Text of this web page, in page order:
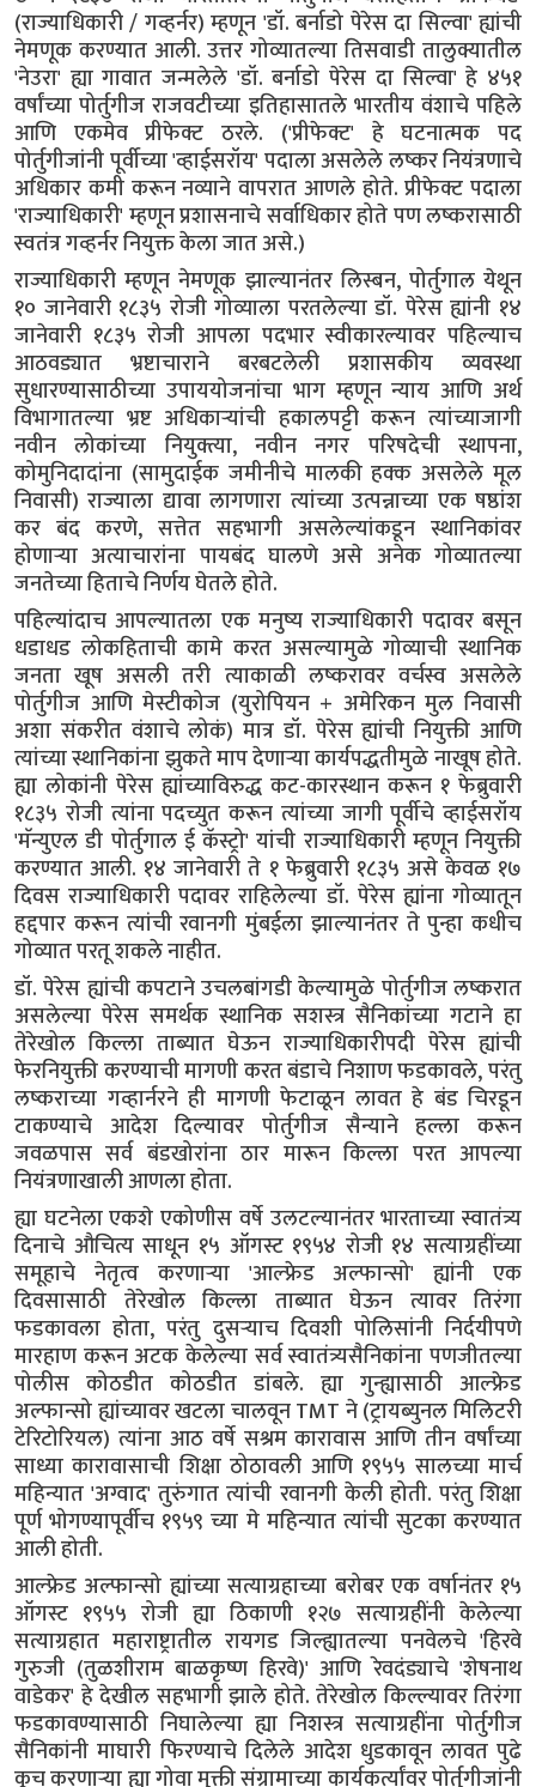
(राज्याधिकारी / गव्हर्नर) म्हणून 'डॉ. बर्नाडो पेरेस दा सिल्वा' ह्यांची
नेमणूक करण्यात आली. उत्तर गोव्यातल्या तिसवाडी तालुक्यातील
'नेउरा' ह्या गावात जन्मलेले 'डॉ. बर्नाडो पेरेस दा सिल्वा' हे ४५१
वर्षांच्या पोर्तुगीज राजवटीच्या इतिहासातले भारतीय वंशाचे पहिले
आणि एकमेव प्रीफेक्ट ठरले. ('प्रीफेक्ट' हे घटनात्मक पद
पोर्तुगीजांनी पूर्वीच्या 'व्हाईसरॉय' पदाला असलेले लष्कर नियंत्रणाचे
अधिकार कमी करून नव्याने वापरात आणले होते. प्रीफेक्ट पदाला
'राज्याधिकारी' म्हणून प्रशासनाचे सर्वाधिकार होते पण लष्करासाठी
स्वतंत्र गव्हर्नर नियुक्त केला जात असे.)
राज्याधिकारी म्हणून नेमणूक झाल्यानंतर लिस्बन, पोर्तुगाल येथून
१० जानेवारी १८३५ रोजी गोव्याला परतलेल्या डॉ. पेरेस ह्यांनी १४
जानेवारी १८३५ रोजी आपला पदभार स्वीकारल्यावर पहिल्याच
आठवड्यात भ्रष्टाचाराने बरबटलेली प्रशासकीय व्यवस्था
सुधारण्यासाठीच्या उपाययोजनांचा भाग म्हणून न्याय आणि अर्थ
विभागातल्या भ्रष्ट अधिकाऱ्यांची हकालपट्टी करून त्यांच्याजागी
नवीन लोकांच्या नियुक्त्या, नवीन नगर परिषदेची स्थापना,
कोमुनिदादांना (सामुदाईक जमीनीचे मालकी हक्क असलेले मूल
निवासी) राज्याला द्यावा लागणारा त्यांच्या उत्पन्नाच्या एक षष्ठांश
कर बंद करणे, सत्तेत सहभागी असलेल्यांकडून स्थानिकांवर
होणाऱ्या अत्याचारांना पायबंद घालणे असे अनेक गोव्यातल्या
जनतेच्या हिताचे निर्णय घेतले होते.
पहिल्यांदाच आपल्यातला एक मनुष्य राज्याधिकारी पदावर बसून
धडाधड लोकहिताची कामे करत असल्यामुळे गोव्याची स्थानिक
जनता खूष असली तरी त्याकाळी लष्करावर वर्चस्व असलेले
पोर्तुगीज आणि मेस्टीकोज (युरोपियन + अमेरिकन मुल निवासी
अशा संकरीत वंशाचे लोकं) मात्र डॉ. पेरेस ह्यांची नियुक्ती आणि
त्यांच्या स्थानिकांना झुकते माप देणाऱ्या कार्यपद्धतीमुळे नाखूष होते.
ह्या लोकांनी पेरेस ह्यांच्याविरुद्ध कट-कारस्थान करून १ फेब्रुवारी
१८३५ रोजी त्यांना पदच्युत करून त्यांच्या जागी पूर्वीचे व्हाईसरॉय
'मॅन्युएल डी पोर्तुगाल ई कॅस्ट्रो' यांची राज्याधिकारी म्हणून नियुक्ती
करण्यात आली. १४ जानेवारी ते १ फेब्रुवारी १८३५ असे केवळ १७
दिवस राज्याधिकारी पदावर राहिलेल्या डॉ. पेरेस ह्यांना गोव्यातून
हद्दपार करून त्यांची रवानगी मुंबईला झाल्यानंतर ते पुन्हा कधीच
गोव्यात परतू शकले नाहीत.
डॉ. पेरेस ह्यांची कपटाने उचलबांगडी केल्यामुळे पोर्तुगीज लष्करात
असलेल्या पेरेस समर्थक स्थानिक सशस्त्र सैनिकांच्या गटाने हा
तेरेखोल किल्ला ताब्यात घेऊन राज्याधिकारीपदी पेरेस ह्यांची
फेरनियुक्ती करण्याची मागणी करत बंडाचे निशाण फडकावले, परंतु
लष्कराच्या गव्हार्नरने ही मागणी फेटाळून लावत हे बंड चिरडून
टाकण्याचे आदेश दिल्यावर पोर्तुगीज सैन्याने हल्ला करून
जवळपास सर्व बंडखोरांना ठार मारून किल्ला परत आपल्या
नियंत्रणाखाली आणला होता.
ह्या घटनेला एकशे एकोणीस वर्षे उलटल्यानंतर भारताच्या स्वातंत्र्य
दिनाचे औचित्य साधून १५ ऑगस्ट १९५४ रोजी १४ सत्याग्रहींच्या
समूहाचे नेतृत्व करणाऱ्या 'आल्फ्रेड अल्फान्सो' ह्यांनी एक
दिवसासाठी तेरेखोल किल्ला ताब्यात घेऊन त्यावर तिरंगा
फडकावला होता, परंतु दुसऱ्याच दिवशी पोलिसांनी निर्दयीपणे
मारहाण करून अटक केलेल्या सर्व स्वातंत्र्यसैनिकांना पणजीतल्या
पोलीस कोठडीत कोठडीत डांबले. ह्या गुन्ह्यासाठी आल्फ्रेड
अल्फान्सो ह्यांच्यावर खटला चालवून TMT ने (ट्रायब्युनल मिलिटरी
टेरिटोरियल) त्यांना आठ वर्षे सश्रम कारावास आणि तीन वर्षांच्या
साध्या कारावासाची शिक्षा ठोठावली आणि १९५५ सालच्या मार्च
महिन्यात 'अग्वाद' तुरुंगात त्यांची रवानगी केली होती. परंतु शिक्षा
पूर्ण भोगण्यापूर्वीच १९५९ च्या मे महिन्यात त्यांची सुटका करण्यात
आली होती.
आल्फ्रेड अल्फान्सो ह्यांच्या सत्याग्रहाच्या बरोबर एक वर्षानंतर १५
ऑगस्ट १९५५ रोजी ह्या ठिकाणी १२७ सत्याग्रहींनी केलेल्या
सत्याग्रहात महाराष्ट्रातील रायगड जिल्ह्यातल्या पनवेलचे 'हिरवे
गुरुजी (तुळशीराम बाळकृष्ण हिरवे)' आणि रेवदंड्याचे 'शेषनाथ
वाडेकर' हे देखील सहभागी झाले होते. तेरेखोल किल्ल्यावर तिरंगा
फडकावण्यासाठी निघालेल्या ह्या निशस्त्र सत्याग्रहींना पोर्तुगीज
सैनिकांनी माघारी फिरण्याचे दिलेले आदेश धुडकावून लावत पुढे
कूच करणाऱ्या ह्या गोवा मुक्ती संग्रामाच्या कार्यकर्त्यांवर पोर्तुगीजांनी